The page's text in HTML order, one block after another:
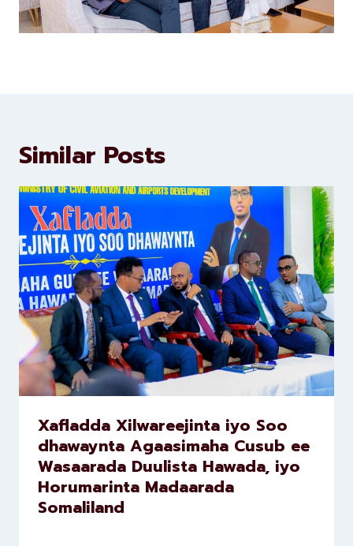
Similar Posts
Xafladda Xilwareejinta iyo Soo
dhawaynta Agaasimaha Cusub ee
Wasaarada Duulista Hawada, iyo
Horumarinta Madaarada
Somaliland